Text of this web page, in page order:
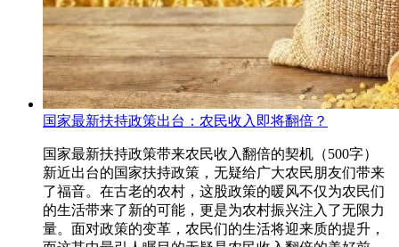
国家最新扶持政策出台：农民收入即将翻倍？
国家最新扶持政策带来农民收入翻倍的契机（500字）
新近出台的国家扶持政策，无疑给广大农民朋友们带来
了福音。在古老的农村，这股政策的暖风不仅为农民们
的生活带来了新的可能，更是为农村振兴注入了无限力
量。面对政策的变革，农民们的生活将迎来质的提升，